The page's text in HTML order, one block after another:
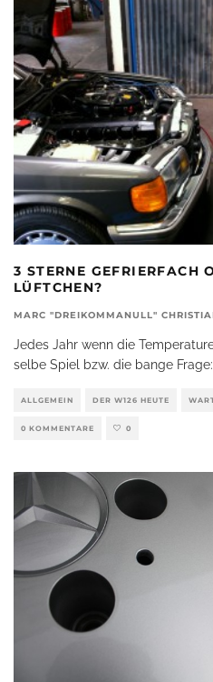
3 STERNE GEFRIERFACH
LÜFTCHEN?
MARC "DREIKOMMANULL"
Jedes Jahr wenn die
selbe Spiel bzw. die bange
ALLGEMEIN DER W126 HEUTE
0 KOMMENTARE 0